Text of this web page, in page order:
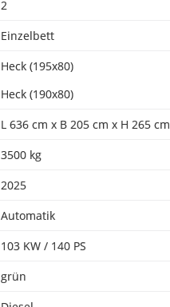
2
Einzelbett
Heck (195x80)
Heck (190x80)
L 636 cm x B 205 cm x H 265 cm
3500 kg
2025
Automatik
103 KW / 140 PS
grün